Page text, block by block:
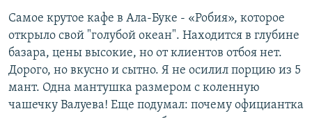
Самое крутое кафе в Ала-Буке - «Робия», которое
открыло свой "голубой океан". Находится в глубине
базара, цены высокие, но от клиентов отбоя нет.
Дорого, но вкусно и сытно. Я не осилил порцию из 5
мант. Одна мантушка размером с коленную
чашечку Валуева! Еще подумал: почему официантка